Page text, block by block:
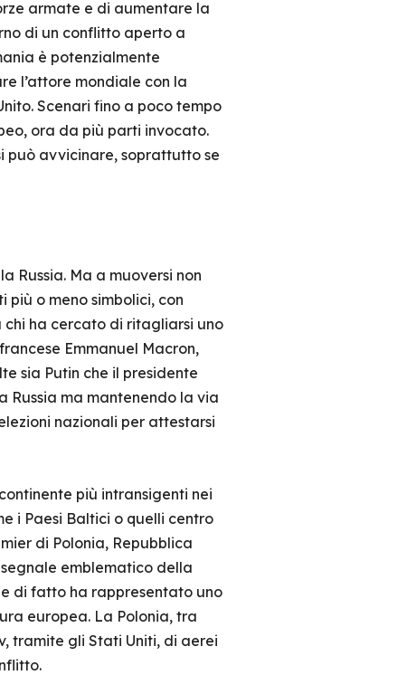
armate e di aumentare la
di un conflitto aperto a
è potenzialmente
l’attore mondiale con la
Scenari fino a poco tempo
ora da più parti invocato.
può avvicinare, soprattutto se
Russia. Ma a muoversi non
o meno simbolici, con
chi ha cercato di ritagliarsi uno
Emmanuel Macron,
sia Putin che il presidente
Russia ma mantenendo la via
nazionali per attestarsi
più intransigenti nei
i Paesi Baltici o quelli centro
di Polonia, Repubblica
emblematico della
di fatto ha rappresentato uno
europea. La Polonia, tra
tramite gli Stati Uniti, di aerei